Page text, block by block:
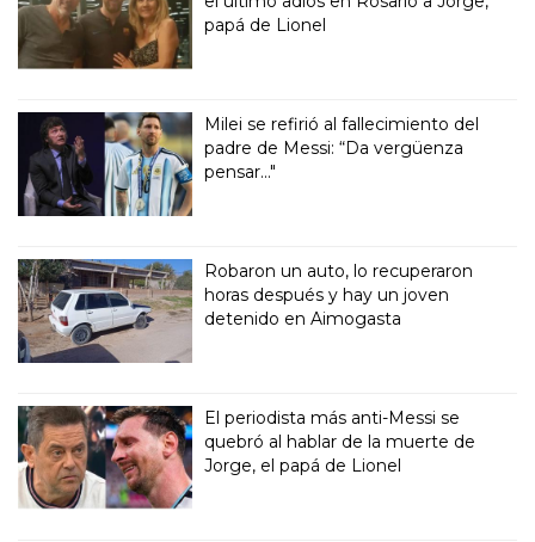
papá de Lionel
Milei se refirió al fallecimiento del
padre de Messi: “Da vergüenza
pensar..."
Robaron un auto, lo recuperaron
horas después y hay un joven
detenido en Aimogasta
El periodista más anti-Messi se
quebró al hablar de la muerte de
Jorge, el papá de Lionel